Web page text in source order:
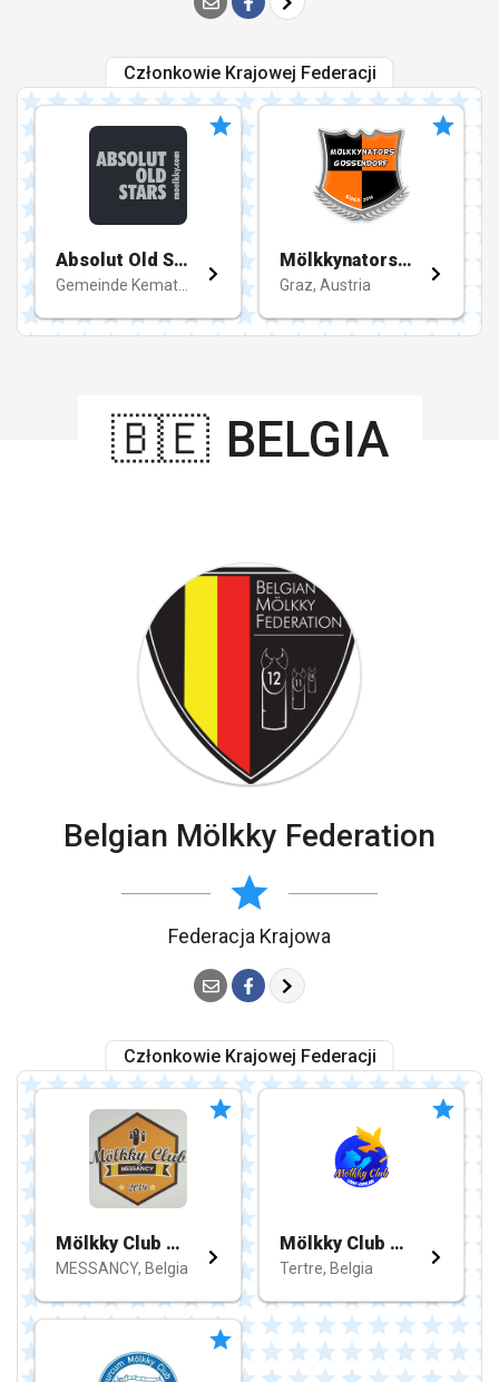
Członkowie Krajowej Federacji
Absolut Old Stars Mölkkynators Gössendorf
Graz, Austria
🇧🇪 BELGIA
Belgian Mölkky Federation
Federacja Krajowa
Członkowie Krajowej Federacji
Mölkky Club Messancy
MESSANCY, Belgia
Mölkky Club St-Ghislain
Tertre, Belgia